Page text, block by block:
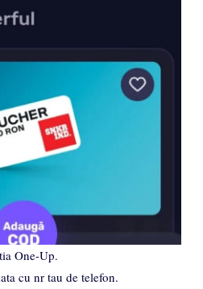
One-Up.
cu nr tau de telefon.